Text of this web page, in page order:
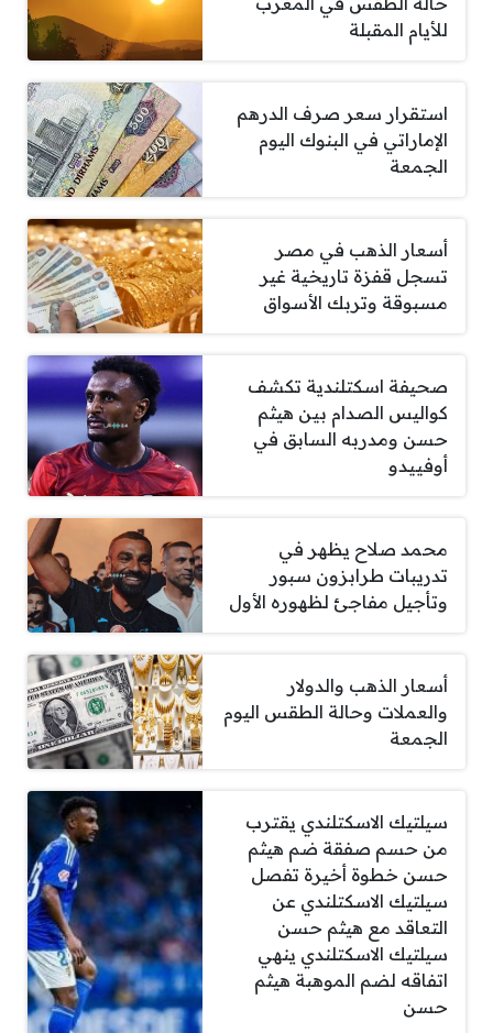
للأيام المقبلة
استقرار سعر صرف الدرهم
الإماراتي في البنوك اليوم
الجمعة
أسعار الذهب في مصر
تسجل قفزة تاريخية غير
مسبوقة وتربك الأسواق
صحيفة اسكتلندية تكشف
كواليس الصدام بين هيثم
حسن ومدربه السابق في
أوفييدو
محمد صلاح يظهر في
تدريبات طرابزون سبور
وتأجيل مفاجئ لظهوره الأول
أسعار الذهب والدولار
والعملات وحالة الطقس اليوم
الجمعة
سيلتيك الاسكتلندي يقترب
من حسم صفقة ضم هيثم
حسن خطوة أخيرة تفصل
سيلتيك الاسكتلندي عن
التعاقد مع هيثم حسن
سيلتيك الاسكتلندي ينهي
اتفاقه لضم الموهبة هيثم
حسن